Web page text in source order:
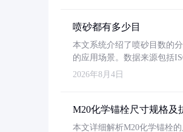
喷砂都有多少目
本文系统介绍了喷砂目数的
的应用场景。数据来源包括
2026年8月4日
M20化学锚栓尺寸规格及
本文详细解析M20化学锚栓